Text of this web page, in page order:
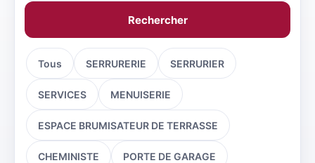
Rechercher
Tous SERRURERIE SERRURIER
SERVICES MENUISERIE
ESPACE BRUMISATEUR DE TERRASSE
CHEMINISTE PORTE DE GARAGE